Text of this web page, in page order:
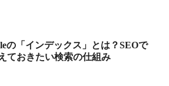
の「インデックス」とは？SEOで
ておきたい検索の仕組み